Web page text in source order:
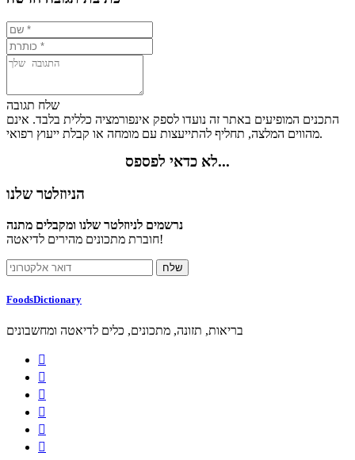
שלח תגובה
התכנים המופיעים באתר זה נועדו לספק אינפורמציה כללית בלבד. אינם
מהווים המלצה, תחליף להתייעצות עם מומחה או קבלת ייעוץ רפואי.
לא כדאי לפספס...
הניוזלטר שלנו
נרשמים לניוזלטר שלנו ומקבלים מתנה
חוברת מתכונים מהירים לדיאטה!
FoodsDictionary
בריאות, תזונה, מתכונים, כלים לדיאטה ומחשבונים





